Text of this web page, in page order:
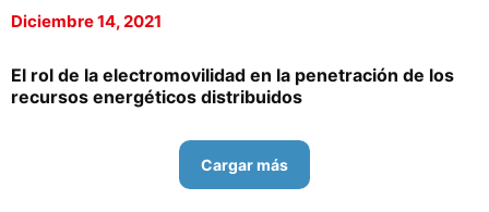
Diciembre 14, 2021
El rol de la electromovilidad en la penetración de los
recursos energéticos distribuidos
Cargar más